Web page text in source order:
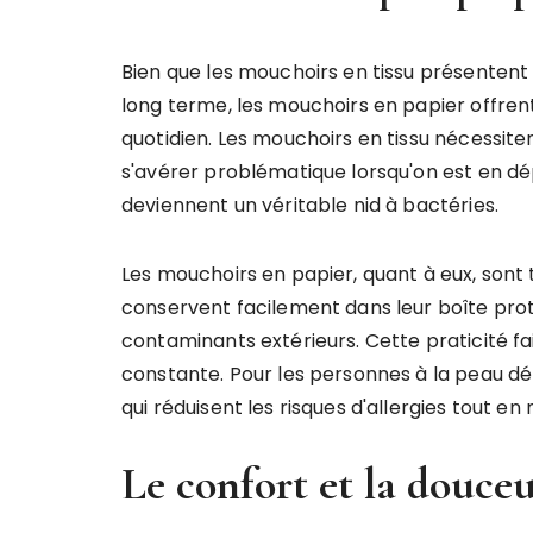
Bien que les mouchoirs en tissu
long terme, les mouchoirs en papier
quotidien. Les mouchoirs en tissu
s'avérer problématique lorsqu'on est en
deviennent un véritable nid à bactéries.
Les mouchoirs en papier, quant à eux,
conservent facilement dans leur boîte
contaminants extérieurs. Cette praticité
constante. Pour les personnes à la peau
qui réduisent les risques d'allergies tout
Le confort et la